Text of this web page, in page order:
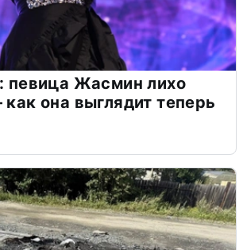
певица Жасмин лихо
она выглядит теперь